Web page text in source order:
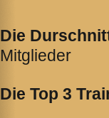
Die
Mitglieder
Die Top 3